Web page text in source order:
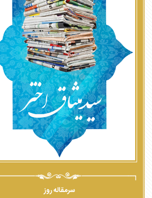
سرمقاله روز